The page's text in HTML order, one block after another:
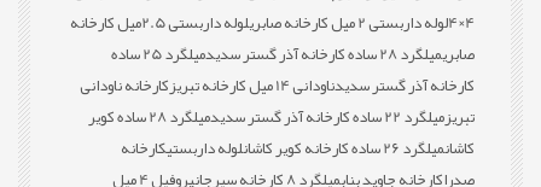
4×4 لوله داربستی 2 میل کارخانه صابری
لوله داربستی 2.5میل کارخانه
صابریمیلگرد 28 ساده کارخانه آذر گستر سدید
میلگرد 25 ساده
کارخانه آذر گستر سدیدناودانی 14 میل کارخانه تبریز
کارخانه ناودانی
تبریزمیلگرد 22 ساده کارخانه آذر گستر سدید
میلگرد 28 ساده کویر
کاشانمیلگرد 26 ساده کارخانه کویر کاشان لوله داربستیکارخانه
صدراکارخانه جاوید بنابمیلگرد 8 کارخانه سیرجان
پروفیل 4 میل